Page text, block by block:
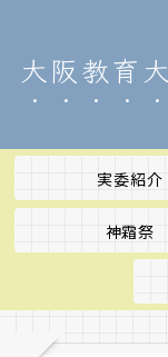
大阪教育
実委紹介
神霜祭